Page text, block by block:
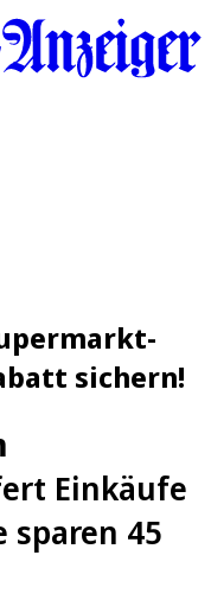
sichern!
Einkäufe
sparen 45